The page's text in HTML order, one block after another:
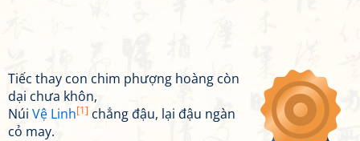
Tiếc thay con chim phượng hoàng còn
dại chưa khôn,
Núi Vệ Linh[1] chẳng đậu, lại đậu ngàn
cỏ may.